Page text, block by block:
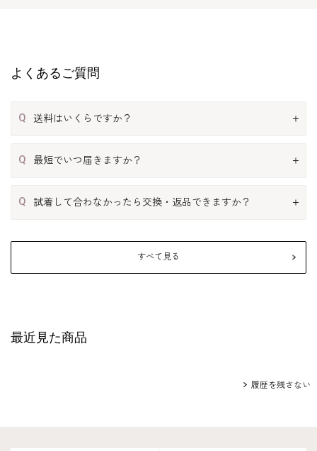
よくあるご質問
Q 送料はいくらですか？
Q 最短でいつ届きますか？
Q 試着して合わなかったら交換・返品できますか？
すべて見る
最近見た商品
履歴を残さない